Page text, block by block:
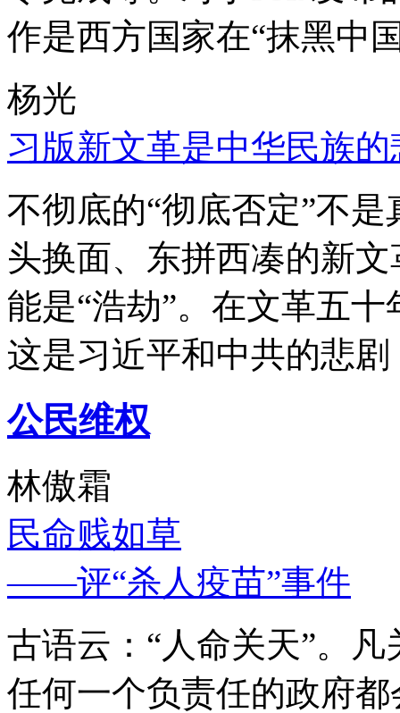
作是西方国家在“抹黑中
杨光
习版新文革是中华民族的
不彻底的“彻底否定”不
头换面、东拼西凑的新
能是“浩劫”。在文革五
这是习近平和中共的悲
公民维权
林傲霜
民命贱如草
——评“杀人疫苗”事件
古语云：“人命关天”。
任何一个负责任的政府